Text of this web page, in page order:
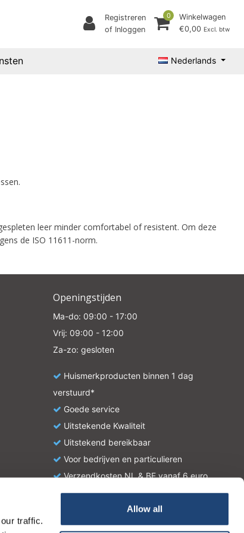
traffic.
Allow all
Registreren
of Inloggen
0
Winkelwagen
€0,00 Excl. btw
Nederlands
leer minder comfortabel of resistent. Om deze
de ISO 11611-norm.
Openingstijden
Ma-do: 09:00 - 17:00
Vrij: 09:00 - 12:00
Za-zo: gesloten
Huismerkproducten binnen 1 dag
verstuurd*
Goede service
Uitstekende Kwaliteit
Uitstekend bereikbaar
Voor bedrijven en particulieren
Verzendkosten NL & BE vanaf 6 euro
zijn geen handleiding of omschrijving hoe u het